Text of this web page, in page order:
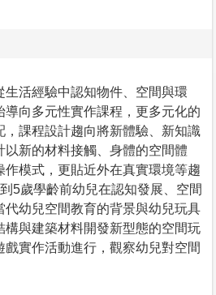
活經驗中認知物件、空間與環
向多元性實作課程，更多元化的
，課程設計趨向將新體驗、新知識
新的材料接觸、身體的空間體
模式，更貼近外在真實環境等趨
5歲學齡前幼兒在認知發展、空間
代幼兒空間教育的背景與幼兒玩具
構與建築材料開發新型態的空間玩
實作活動進行，觀察幼兒對空間